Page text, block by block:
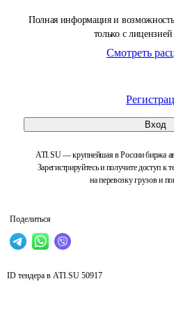
Полная информация и
только с
Смотреть
Вход
ATI.SU — крупнейшая в России биржа
Зарегистрируйтесь и получите доступ к
на перевозку грузов и
Поделиться
ID тендера в ATI.SU 50917